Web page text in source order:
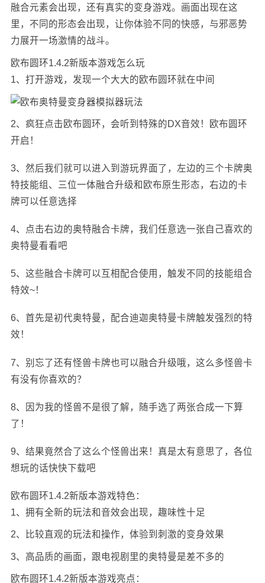
融合元素会出现，还有真实的变身游戏。画面出现在这
里，不同的形态会出现，让你体验不同的快感，与邪恶势
力展开一场激情的战斗。
欧布圆环1.4.2新版本游戏怎么玩
1、打开游戏，发现一个大大的欧布圆环就在中间
2、疯狂点击欧布圆环，会听到特殊的DX音效！欧布圆环
开启！
3、然后我们就可以进入到游玩界面了，左边的三个卡牌奥
特技能组、三位一体融合升级和欧布原生形态，右边的卡
牌可以任意选择
4、点击右边的奥特融合卡牌，我们任意选一张自己喜欢的
奥特曼看看吧
5、这些融合卡牌可以互相配合使用，触发不同的技能组合
特效~！
6、首先是初代奥特曼，配合迪迦奥特曼卡牌触发强烈的特
效！
7、别忘了还有怪兽卡牌也可以融合升级哦，这么多怪兽卡
有没有你喜欢的？
8、因为我的怪兽不是很了解，随手选了两张合成一下算
了！
9、结果竟然合了这么个怪兽出来！真是太有意思了，各位
想玩的话快快下载吧
欧布圆环1.4.2新版本游戏特色：
1、拥有全新的玩法和音效会出现，趣味性十足
2、比较直观的玩法和操作，体验到刺激的变身效果
3、高品质的画面，跟电视剧里的奥特曼是差不多的
欧布圆环1.4.2新版本游戏亮点：